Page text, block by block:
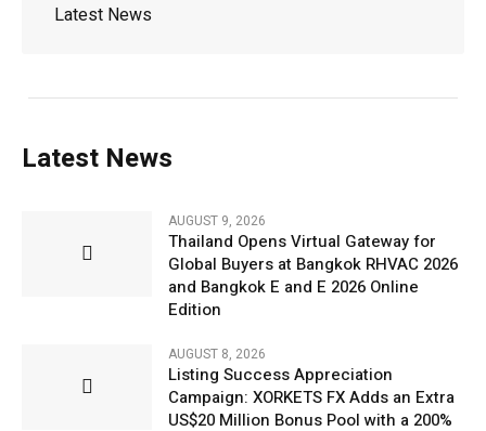
Latest News
Latest News
AUGUST 9, 2026
Thailand Opens Virtual Gateway for
Global Buyers at Bangkok RHVAC 2026
and Bangkok E and E 2026 Online
Edition
AUGUST 8, 2026
Listing Success Appreciation
Campaign: XORKETS FX Adds an Extra
US$20 Million Bonus Pool with a 200%